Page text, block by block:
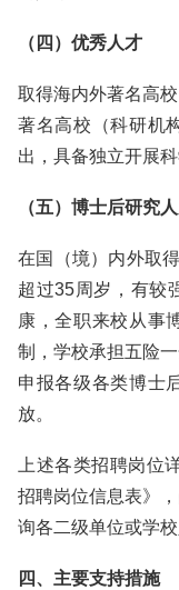
（四）优秀人才
取得海内外著名高
著名高校（科研机
出，具备独立开展
（五）博士后研究
在国（境）内外取
超过35周岁，有较
康，全职来校从事
制，学校承担五险
申报各级各类博士
放。
上述各类招聘岗位
招聘岗位信息表》
询各二级单位或学
四、主要支持措施